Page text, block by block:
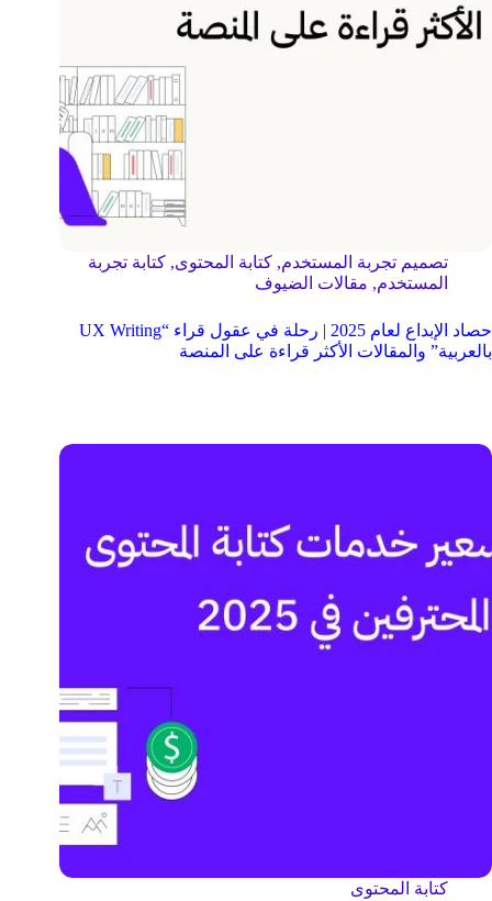
تصميم تجربة المستخدم, كتابة المحتوى, كتابة تجربة
المستخدم, مقالات الضيوف
حصاد الإبداع لعام 2025 | رحلة في عقول قراء “UX Writing
بالعربية” والمقالات الأكثر قراءة على المنصة
كتابة المحتوى